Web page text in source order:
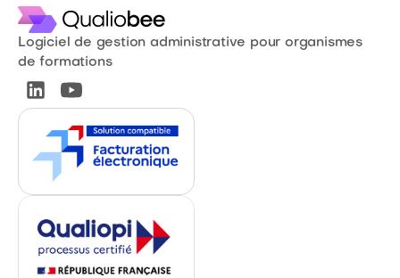
Logiciel de gestion administrative pour organismes
de formations